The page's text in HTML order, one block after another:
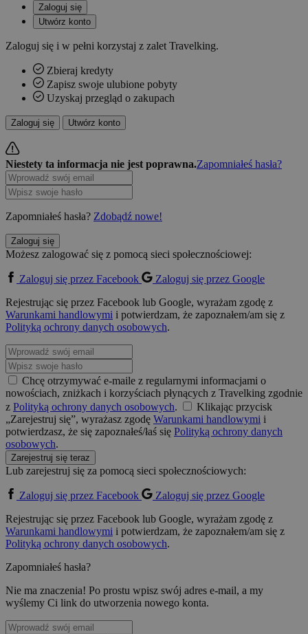
Zaloguj się
Utwórz konto
Zaloguj się i w pełni korzystaj z zalet Travelking.
Zbieraj kredyty
Zapisz swoje ulubione pobyty
Uzyskaj przegląd o zakupach
Zaloguj się Utwórz konto
Niestety ta informacja nie jest poprawna.Zapomniałeś hasła?
Zapomniałeś hasła? Zdobądź nowe!
Zaloguj się
Możesz zalogować się z pomocą sieci społecznościowej:
Zaloguj się przez Facebook
Zaloguj się przez Google
Rejestrując się przez Facebook lub Google, wyrażam zgodę z
Warunkami handlowymi i potwierdzam, że zapoznałem/am się z
Polityką ochrony danych osobowych.
Chcę otrzymywać e-maile z regularnymi informacjami o
nowościach, zniżkach i korzyściach płynących z Travelking zgodnie
z Polityką ochrony danych osobowych.
Klikając przycisk
„Zarejestruj się”, wyrażasz zgodę Warunkami handlowymi i
potwierdzasz, że się zapoznałeś/łaś się Polityką ochrony danych
osobowych.
Zarejestruj się teraz
Lub zarejestruj się za pomocą sieci społecznościowych:
Zaloguj się przez Facebook
Zaloguj się przez Google
Rejestrując się przez Facebook lub Google, wyrażam zgodę z
Warunkami handlowymi i potwierdzam, że zapoznałem/am się z
Polityką ochrony danych osobowych.
Zapomniałeś hasła?
Nie ma znaczenia! Po prostu wpisz swój adres e-mail, a my
wyślemy Ci link do utworzenia nowego konta.